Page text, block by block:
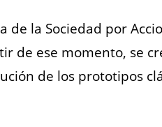
la Sociedad por
de ese momento, se
de los prototipos